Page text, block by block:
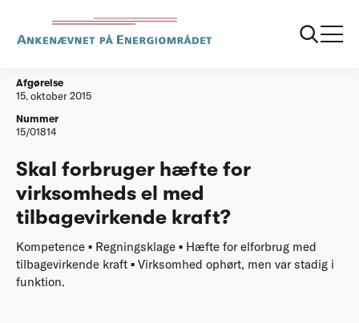
Afgørelser 20151015 forbruger haefter for virksomhedsel
Afgørelse
15. oktober 2015
Nummer
15/01814
Skal forbruger hæfte for
virksomheds el med
tilbagevirkende kraft?
Kompetence ▪ Regningsklage ▪ Hæfte for elforbrug med
tilbagevirkende kraft ▪ Virksomhed ophørt, men var stadig i
funktion.